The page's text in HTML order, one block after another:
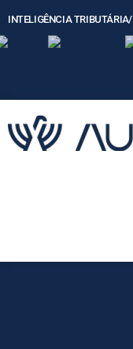
INTELIGÊNCIA TRIBUTÁRIAㅤ/